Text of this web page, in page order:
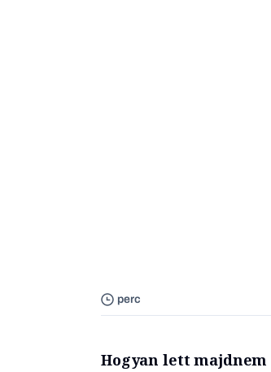
perc
Hogyan lett majdnem